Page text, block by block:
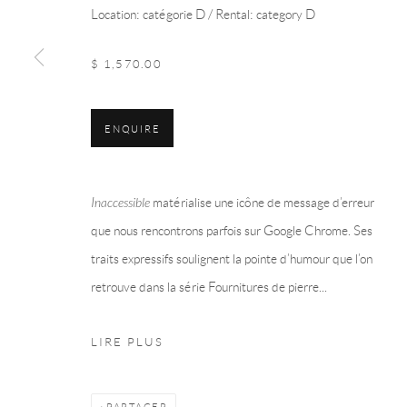
© 2026 LA COLLECTION ART VOLTE
Location: catégorie D / Rental: category D
$ 1,570.00
ENQUIRE
Inaccessible matérialise une icône de message d’erreur
que nous rencontrons parfois sur Google Chrome. Ses
traits expressifs soulignent la pointe d’humour que l’on
retrouve dans la série Fournitures de pierre...
LIRE PLUS